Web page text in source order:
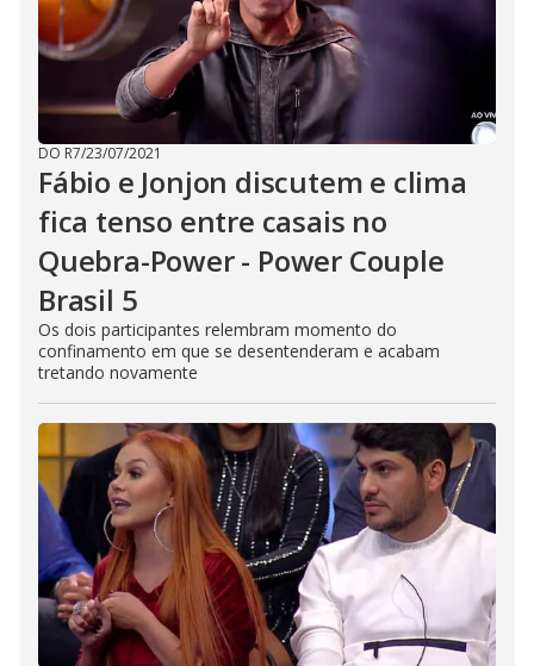
DO R7/23/07/2021
Fábio e Jonjon discutem e clima
fica tenso entre casais no
Quebra-Power - Power Couple
Brasil 5
Os dois participantes relembram momento do
confinamento em que se desentenderam e acabam
tretando novamente